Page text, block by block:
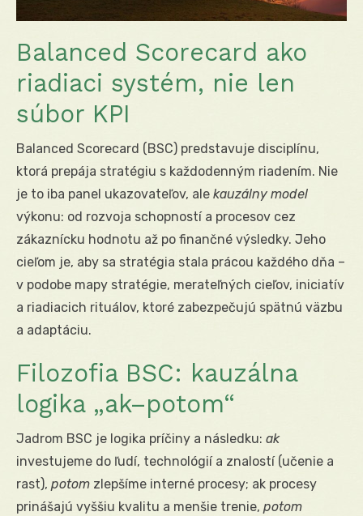
Balanced Scorecard ako
riadiaci systém, nie len
súbor KPI
Balanced Scorecard (BSC) predstavuje disciplínu,
ktorá prepája stratégiu s každodenným riadením. Nie
je to iba panel ukazovateľov, ale kauzálny model
výkonu: od rozvoja schopností a procesov cez
zákaznícku hodnotu až po finančné výsledky. Jeho
cieľom je, aby sa stratégia stala prácou každého dňa –
v podobe mapy stratégie, merateľných cieľov, iniciatív
a riadiacich rituálov, ktoré zabezpečujú spätnú väzbu
a adaptáciu.
Filozofia BSC: kauzálna
logika „ak–potom“
Jadrom BSC je logika príčiny a následku: ak
investujeme do ľudí, technológií a znalostí (učenie a
rast), potom zlepšíme interné procesy; ak procesy
prinášajú vyššiu kvalitu a menšie trenie, potom